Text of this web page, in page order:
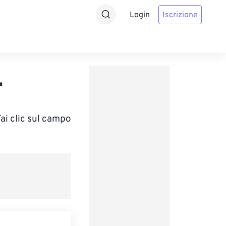
Login Iscrizione
clic sul campo